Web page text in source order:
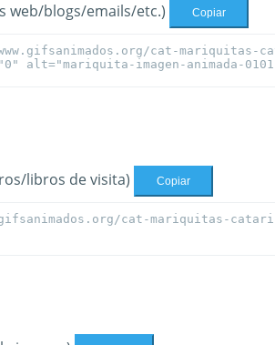
web/blogs/emails/etc.) Copiar
libros de visita) Copiar